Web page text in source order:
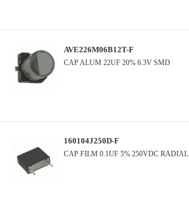
AVE226M06B12T-F
CAP ALUM 22UF 20% 6.3V SMD
160104J250D-F
CAP FILM 0.1UF 5% 250VDC RADIAL